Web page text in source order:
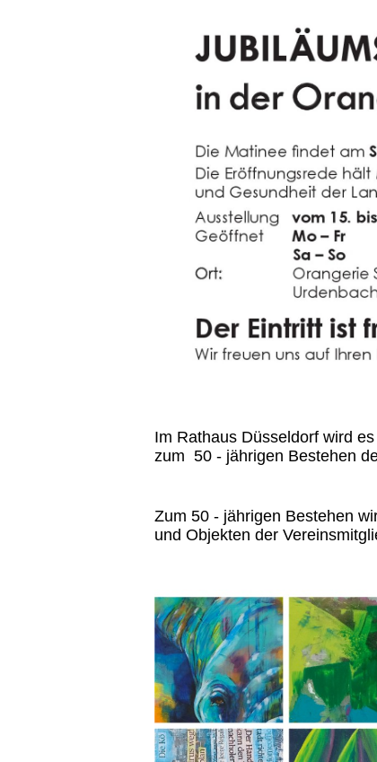
Im Rathaus Düsseldorf wird
zum 50 - jährigen Bestehen
Zum 50 - jährigen Bestehen
und Objekten der